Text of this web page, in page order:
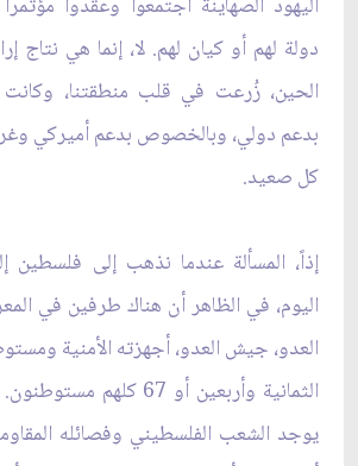
دولة لهم أو كيان لهم. لا، إنما هي نتاج
الحين، زُرعت في قلب منطقتنا،
بدعم دولي، وبالخصوص بدعم أميركي
كل صعيد.
إذاً، المسألة عندما نذهب إلى
اليوم، في الظاهر أن هناك طرفين في
العدو، جيش العدو، أجهزته الأمنية
الثمانية وأربعين أو 67
يوجد الشعب الفلسطيني وفصائله